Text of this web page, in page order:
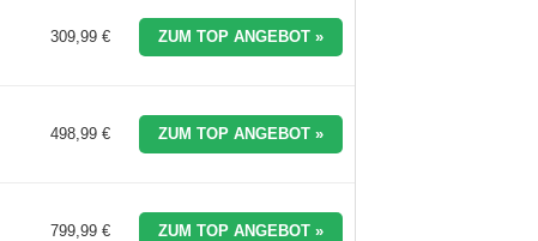
309,99 € ZUM TOP ANGEBOT »
498,99 € ZUM TOP ANGEBOT »
799,99 € ZUM TOP ANGEBOT »